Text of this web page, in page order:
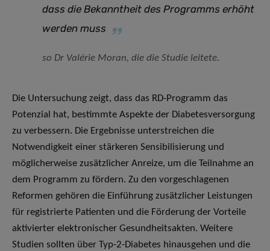
dass die Bekanntheit des Programms erhöht
werden muss
so Dr Valérie Moran, die die Studie leitete.
Die Untersuchung zeigt, dass das RD-Programm das
Potenzial hat, bestimmte Aspekte der Diabetesversorgung
zu verbessern. Die Ergebnisse unterstreichen die
Notwendigkeit einer stärkeren Sensibilisierung und
möglicherweise zusätzlicher Anreize, um die Teilnahme an
dem Programm zu fördern. Zu den vorgeschlagenen
Reformen gehören die Einführung zusätzlicher Leistungen
für registrierte Patienten und die Förderung der Vorteile
aktivierter elektronischer Gesundheitsakten. Weitere
Studien sollten über Typ-2-Diabetes hinausgehen und die